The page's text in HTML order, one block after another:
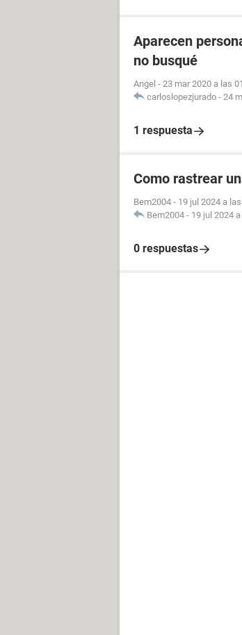
Aparecen
no busqué
Angel - 23 mar 2020 a las
carloslopezjurado - 24
1 respuesta
Como rastrear
Bem2004 - 19 jul 2024 a
Bem2004 - 19 jul 2024
0 respuestas